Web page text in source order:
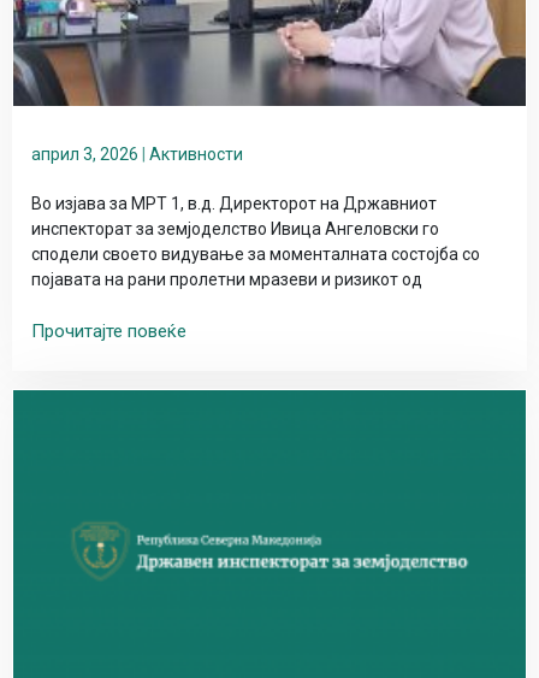
април 3, 2026 | Активности
Во изјава за МРТ 1, в.д. Директорот на Државниот
инспекторат за земјоделство Ивица Ангеловски го
сподели своето видување за моменталната состојба со
појавата на рани пролетни мразеви и ризикот од
Прочитајте повеќе